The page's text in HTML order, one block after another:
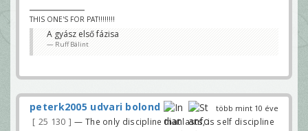
THIS ONE'S FOR PAT!!!!!!!!
A gyász első fázisa
Ruff Bálint
több mint 10 éve
peterk2005 udvari bolond
25 130 — The only discipline that lasts, is self discipline